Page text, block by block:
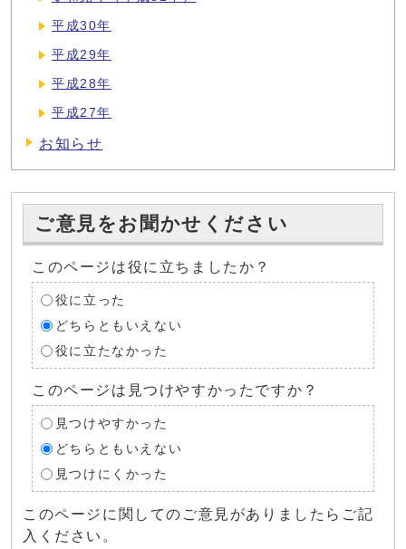
平成30年
平成29年
平成28年
平成27年
お知らせ
ご意見をお聞かせください
このページは役に立ちましたか？
役に立った
どちらともいえない
役に立たなかった
このページは見つけやすかったですか？
見つけやすかった
どちらともいえない
見つけにくかった
このページに関してのご意見がありましたらご記
入ください。